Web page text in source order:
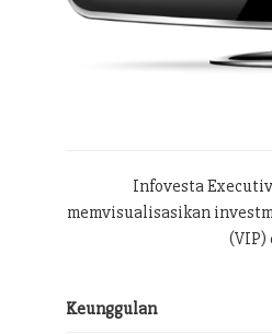
Infovesta
memvisualisasikan
(VIP)
Keunggulan